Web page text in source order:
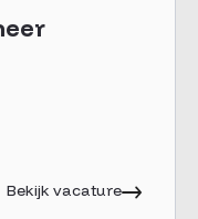
Bekijk vacature